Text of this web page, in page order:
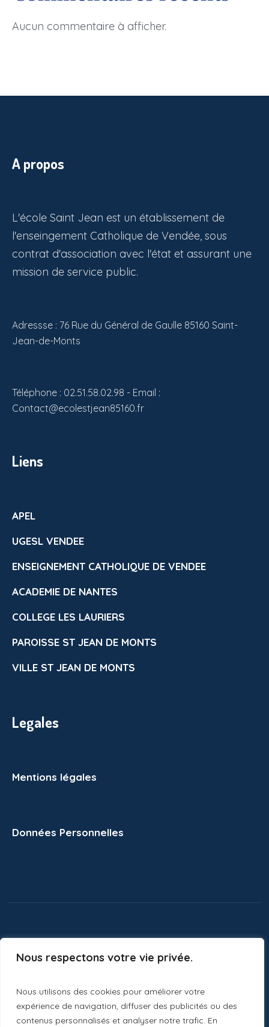
Nous respectons votre vie privée.
Nous utilisons des cookies pour améliorer votre
expérience de navigation, diffuser des publicités ou des
contenus personnalisés et analyser notre trafic. En
Aucun commentaire à afficher.
A propos
L'école Saint Jean est un établissement de
l'enseingement Catholique de Vendée, sous
contrat d'association avec l'état et assurant une
mission de service public.
Adressse : 76 Rue du Général de Gaulle 85160 Saint-
Jean-de-Monts
Téléphone : 02.51.58.02.98 - Email :
Contact@ecolestjean85160.fr
Liens
APEL
UGESL VENDEE
ENSEIGNEMENT CATHOLIQUE DE VENDEE
ACADEMIE DE NANTES
COLLEGE LES LAURIERS
PAROISSE ST JEAN DE MONTS
VILLE ST JEAN DE MONTS
Legales
Mentions légales
Données Personnelles